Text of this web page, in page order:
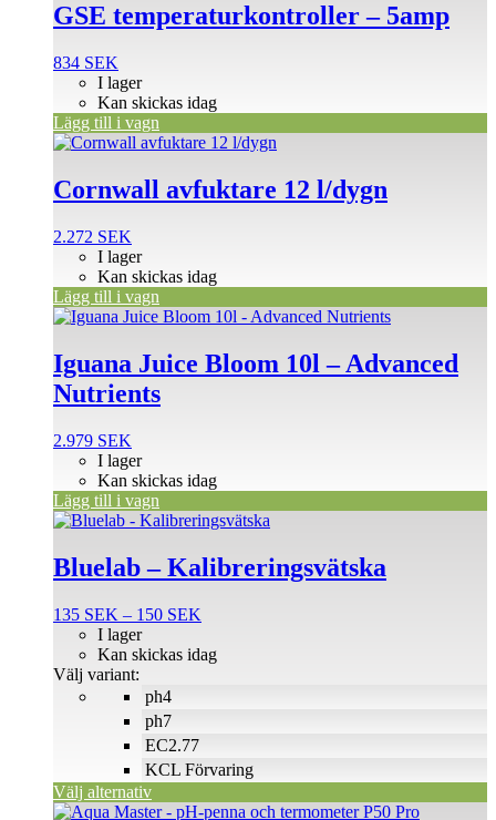
GSE temperaturkontroller – 5amp
834 SEK
I lager
Kan skickas idag
Lägg till i vagn
Cornwall avfuktare 12 l/dygn
2.272 SEK
I lager
Kan skickas idag
Lägg till i vagn
Iguana Juice Bloom 10l – Advanced
Nutrients
2.979 SEK
I lager
Kan skickas idag
Lägg till i vagn
Bluelab – Kalibreringsvätska
135 SEK – 150 SEK
till
ph4
ph7
EC2.77
KCL Förvaring
I lager
Kan skickas idag
Välj variant:
Välj alternativ
Den
produkten
har
varianter.
olika
alternativen